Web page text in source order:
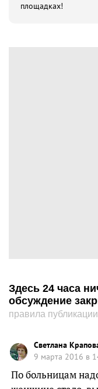
площадках!
Здесь 24 часа
обсуждение
правила
Светлана
9 марта 2016 в
По больницам